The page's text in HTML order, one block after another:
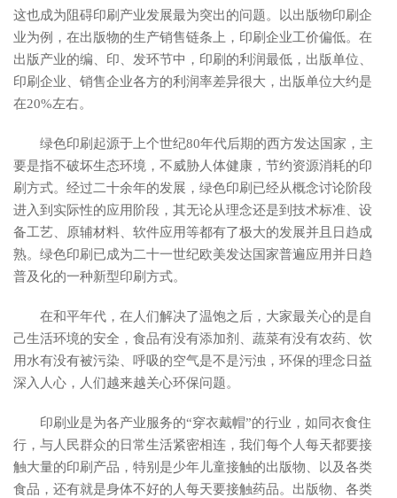
这也成为阻碍印刷产业发展最为突出的问题。以出版物印刷企
业为例，在出版物的生产销售链条上，印刷企业工价偏低。在
出版产业的编、印、发环节中，印刷的利润最低，出版单位、
印刷企业、销售企业各方的利润率差异很大，出版单位大约是
在20%左右。
绿色印刷起源于上个世纪80年代后期的西方发达国家，主
要是指不破坏生态环境，不威胁人体健康，节约资源消耗的印
刷方式。经过二十余年的发展，绿色印刷已经从概念讨论阶段
进入到实际性的应用阶段，其无论从理念还是到技术标准、设
备工艺、原辅材料、软件应用等都有了极大的发展并且日趋成
熟。绿色印刷已成为二十一世纪欧美发达国家普遍应用并日趋
普及化的一种新型印刷方式。
在和平年代，在人们解决了温饱之后，大家最关心的是自
己生活环境的安全，食品有没有添加剂、蔬菜有没有农药、饮
用水有没有被污染、呼吸的空气是不是污浊，环保的理念日益
深入人心，人们越来越关心环保问题。
印刷业是为各产业服务的“穿衣戴帽”的行业，如同衣食住
行，与人民群众的日常生活紧密相连，我们每个人每天都要接
触大量的印刷产品，特别是少年儿童接触的出版物、以及各类
食品，还有就是身体不好的人每天要接触药品。出版物、各类